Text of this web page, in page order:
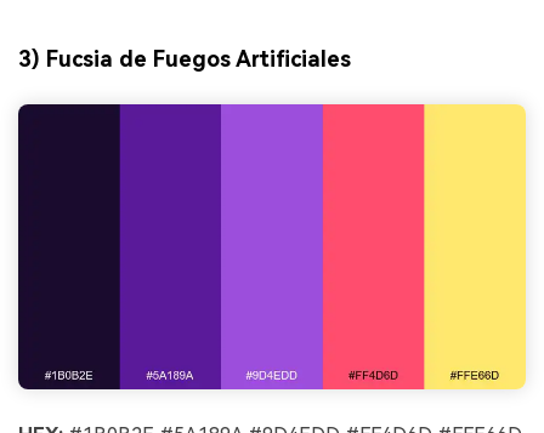
3) Fucsia de Fuegos Artificiales